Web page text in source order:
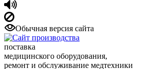
Обычная версия сайта
поставка
медицинского оборудования,
ремонт и обслуживание медтехники